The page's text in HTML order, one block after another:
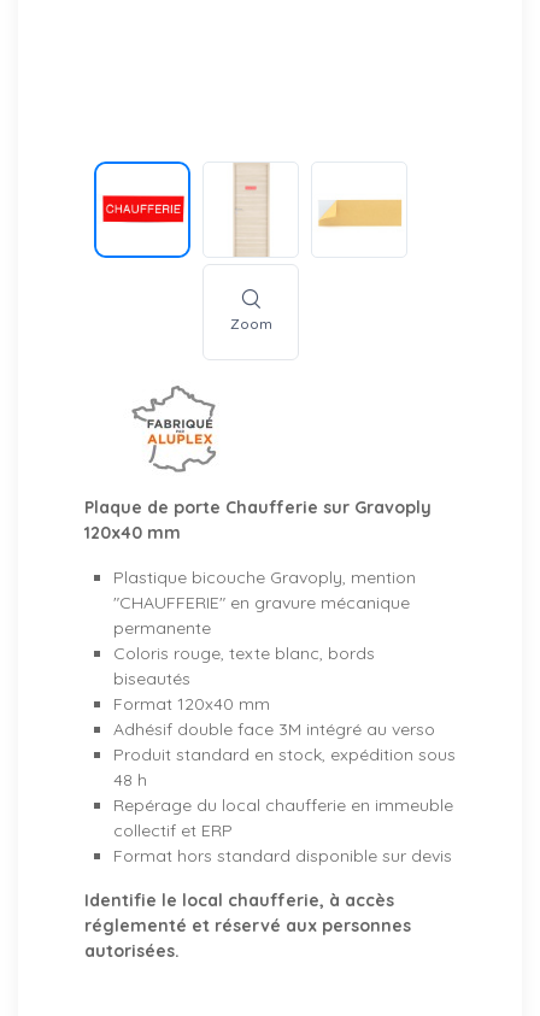
Zoom
Plaque de porte Chaufferie sur Gravoply
120x40 mm
Plastique bicouche Gravoply, mention
"CHAUFFERIE" en gravure mécanique
permanente
Coloris rouge, texte blanc, bords
biseautés
Format 120x40 mm
Adhésif double face 3M intégré au verso
Produit standard en stock, expédition sous
48 h
Repérage du local chaufferie en immeuble
collectif et ERP
Format hors standard disponible sur devis
Identifie le local chaufferie, à accès
réglementé et réservé aux personnes
autorisées.